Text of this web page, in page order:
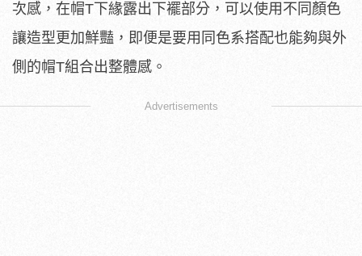
次感，在帽T下緣露出下襬部分，可以使用不同顏色
讓造型更加鮮豔，即便是要用同色系搭配也能夠與外
側的帽T組合出整體感。
Advertisements